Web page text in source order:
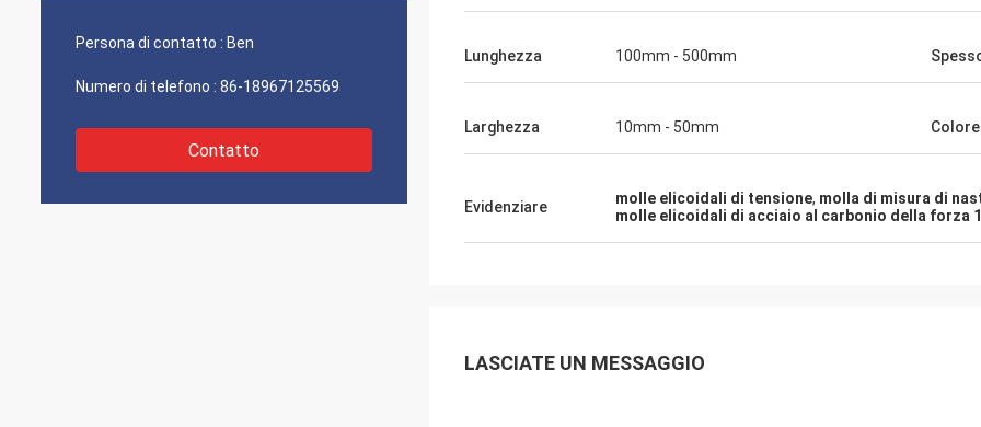
Persona di contatto : Ben
Numero di telefono : 86-18967125569
Contatto
Lunghezza 100mm - 500mm
Larghezza 10mm - 50mm Colore
Evidenziare molle elicoidali di tensione, molla di misura di
molle elicoidali di acciaio al carbonio della forza
LASCIATE UN MESSAGGIO